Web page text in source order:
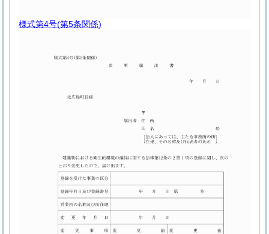
様式第4号(第5条関係)